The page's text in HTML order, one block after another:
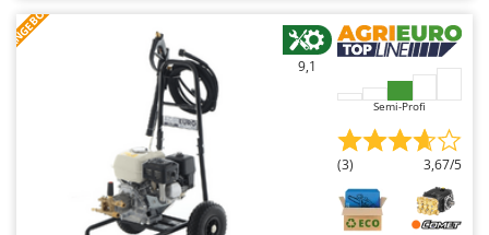
W
Wiper EcoRobot
Wolf Garten
Wortex
ANGEBOT
9,1
Semi-Profi
(3) 3,67/5